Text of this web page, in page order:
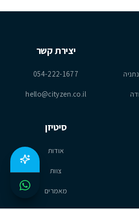
יצירת קשר
054-222-1677
hello@cityzen.co.il
סיטיזן
אודות
צוות
מאמרים